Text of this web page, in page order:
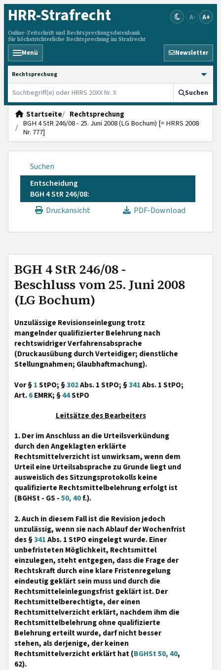
HRR-Strafrecht
Online-Zeitschrift und Rechtsprechungsdatenbank
für höchstrichterliche Rechtsprechung im Strafrecht
A- A+
Menü Newsletter
HRRS durchsuchen
Suchen
Startseite
Rechtsprechung
BGH 4 StR 246/08 - 25. Juni 2008 (LG Bochum) [= HRRS 2008
Nr. 777]
Suchen
Entscheidung
BGH 4 StR 246/08:
Druckansicht
PDF-Download
BGH 4 StR 246/08 -
Beschluss vom 25. Juni 2008
(LG Bochum)
Unzulässige Revisionseinlegung trotz
mangelnder qualifizierter Belehrung nach
rechtswidriger Verfahrensabsprache
(Druckausübung durch Verteidiger; dienstliche
Stellungnahmen; Glaubhaftmachung).
Vor §1StPO; §302Abs. 1 StPO; §341Abs. 1 StPO;
Art.6EMRK; §44StPO
Leitsätze des Bearbeiters
1. Der im Anschluss an die Urteilsverkündung
durch den Angeklagten erklärte
Rechtsmittelverzicht ist unwirksam, wenn dem
Urteil eine Urteilsabsprache zu Grunde liegt und
ausweislich des Sitzungsprotokolls keine
qualifizierte Rechtsmittelbelehrung erfolgt ist
(BGHSt - GS -50, 40f.).
2. Auch in diesem Fall ist die Revision jedoch
unzulässig, wenn sie nach Ablauf der Wochenfrist
des §341Abs. 1 StPO eingelegt wurde. Einer
unbefristeten Möglichkeit, Rechtsmittel
einzulegen, steht entgegen, dass die Frage der
Rechtskraft durch eine klare Fristenregelung
eindeutig geklärt sein muss und durch die
Rechtsmitteleinlegungsfrist geklärt ist. Der
Rechtsmittelberechtigte, der einen
Rechtsmittelverzicht erklärt, nachdem ihm die
Rechtsmittelbelehrung ohne qualifizierte
Belehrung erteilt wurde, darf nicht besser
stehen, als derjenige, der keinen
Rechtsmittelverzicht erklärt hat (BGHSt 50, 40,
62).